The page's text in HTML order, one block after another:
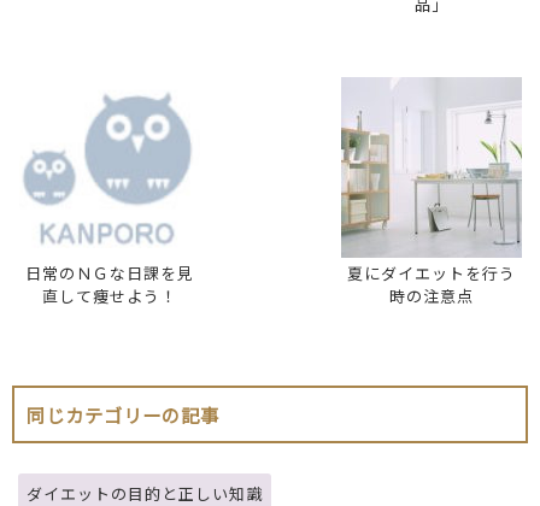
日常のＮＧな日課を見
直して痩せよう！
夏にダイエットを行う
時の注意点
同じカテゴリーの記事
ダイエットの目的と正しい知識